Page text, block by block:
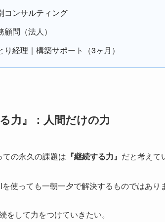
ンサルティング
問（法人）
経理｜構築サポート（3ヶ月）
る力』：人間だけの力
ての永久の課題は 『継続する力』 だと考えて
使っても一朝一夕で解決するものではあり
をして力をつけていきたい。